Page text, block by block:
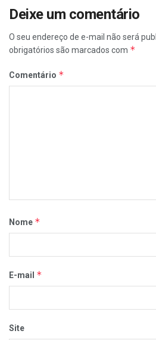
Deixe um comentário
O seu endereço de e-mail não será
obrigatórios são marcados com *
Comentário *
Nome *
E-mail *
Site